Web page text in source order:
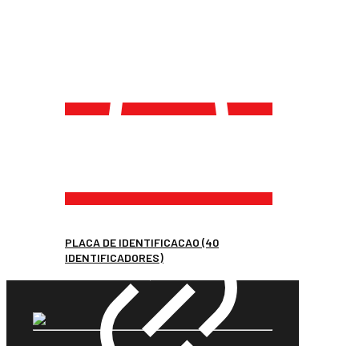
PLACA DE IDENTIFICACAO (40
IDENTIFICADORES)